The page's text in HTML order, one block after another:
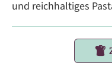
und reichhaltiges